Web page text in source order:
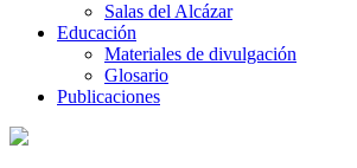
Salas del Alcázar
Educación
Materiales de divulgación
Glosario
Publicaciones